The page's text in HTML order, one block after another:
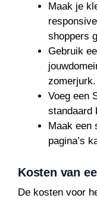
Maak je
shoppers
Gebruik
zomerjurk.
Voeg een
standaard
Maak een
pagina’s
Kosten van
De kosten voor